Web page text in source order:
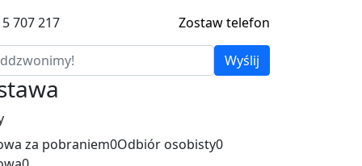
707 217 Zostaw telefon
Wyślij
za pobraniem0Odbiór osobisty0